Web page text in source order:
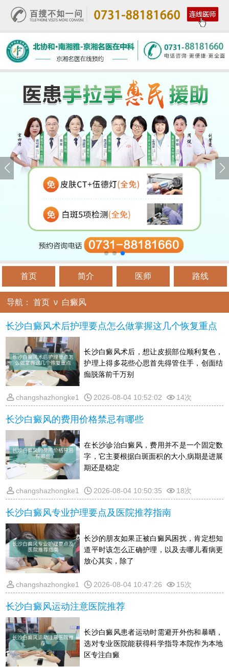
首页 简介 医师 路线
导航： 首页 ν 白癜风
长沙白癜风术后护理要点怎么做掌握这几个恢复重点
长沙白癜风术后，想让皮损部位顺利复色，
护理上得多花些心思首先得管住手，创面结
痂脱落前千万别
changshazhongke1 2026-08-04 10:52:02 14次
长沙白癜风的费用价格禁忌有哪些
在长沙诊治白癜风，费用并不是一个固定数
字，它主要根据白斑面积的大小,病期是进展
期还是稳定
changshazhongke1 2026-08-04 10:50:35 18次
长沙白癜风专业护理要点及医院推荐指南
长沙的朋友如果正被白癜风困扰，肯定想知
道平时该怎么正确护理，以及去哪儿看病更
放心其实，除了
changshazhongke1 2026-08-04 10:47:26 15次
长沙白癜风运动注意医院推荐
长沙白癜风患者运动时需避开外伤和暴晒，
选对专业医院能获得科学指导本院作为本地
区专注白癜